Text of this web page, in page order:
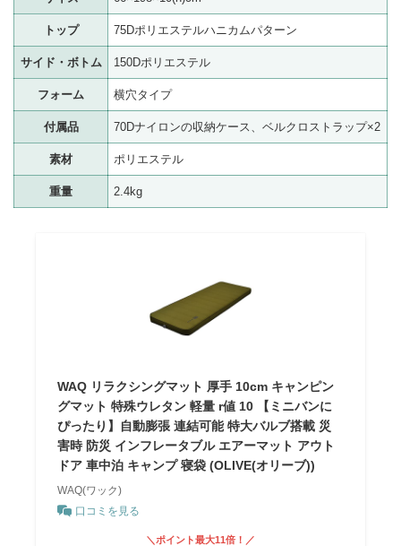
トップ 75Dポリエステルハニカムパターン
サイド・ボトム 150Dポリエステル
フォーム 横穴タイプ
付属品 70Dナイロンの収納ケース、ベルクロストラップ×2
素材 ポリエステル
重量 2.4kg
WAQ リラクシングマット 厚手 10cm キャンピン
グマット 特殊ウレタン 軽量 r値 10 【ミニバンに
ぴったり】自動膨張 連結可能 特大バルブ搭載 災
害時 防災 インフレータブル エアーマット アウト
ドア 車中泊 キャンプ 寝袋 (OLIVE(オリーブ))
WAQ(ワック)
口コミを見る
＼ポイント最大11倍！／